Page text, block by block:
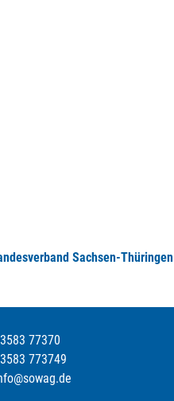
Sachsen-Thüringen
77370
773749